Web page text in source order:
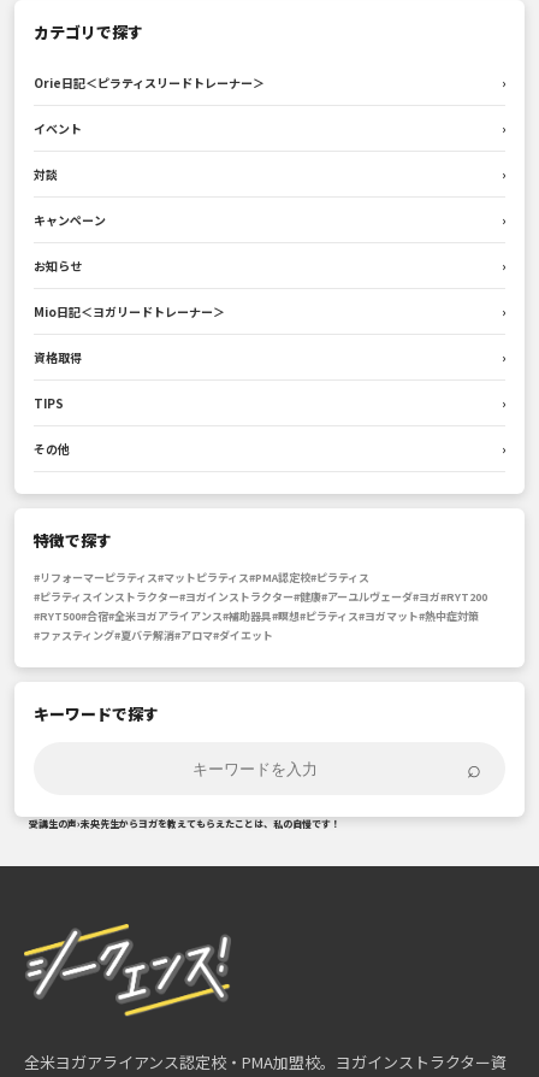
カテゴリで探す
Orie日記＜ピラティスリードトレーナー＞ ›
イベント ›
対談 ›
キャンペーン ›
お知らせ ›
Mio日記＜ヨガリードトレーナー＞ ›
資格取得 ›
TIPS ›
その他 ›
特徴で探す
#リフォーマーピラティス#マットピラティス#PMA認定校#ピラティス
#ピラティスインストラクター#ヨガインストラクター#健康#アーユルヴェーダ#ヨガ#RYT200
#RYT500#合宿#全米ヨガアライアンス#補助器具#瞑想#ピラティス#ヨガマット#熱中症対策
#ファスティング#夏バテ解消#アロマ#ダイエット
キーワードで探す
⌕
受講生の声›未央先生からヨガを教えてもらえたことは、私の自慢です！
全米ヨガアライアンス認定校・PMA加盟校。ヨガインストラクター資